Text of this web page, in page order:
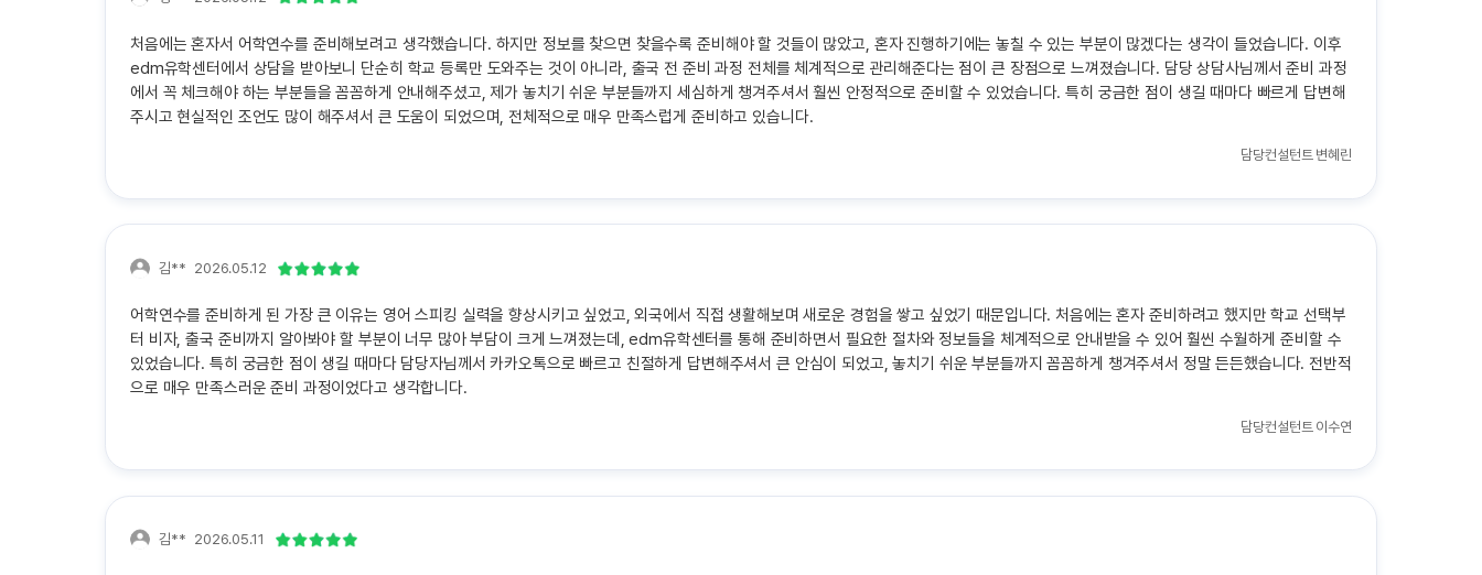
처음에는 혼자서 어학연수를 준비해보려고 생각했습니다. 하지만 정보를 찾으면 찾을수록 준비해야 할 것들이 많았고, 혼자 진행하기에는 놓칠 수 있는 부분이 많겠다는 생각이 들었습니다. 이후
edm유학센터에서 상담을 받아보니 단순히 학교 등록만 도와주는 것이 아니라, 출국 전 준비 과정 전체를 체계적으로 관리해준다는 점이 큰 장점으로 느껴졌습니다. 담당 상담사님께서 준비 과정
에서 꼭 체크해야 하는 부분들을 꼼꼼하게 안내해주셨고, 제가 놓치기 쉬운 부분들까지 세심하게 챙겨주셔서 훨씬 안정적으로 준비할 수 있었습니다. 특히 궁금한 점이 생길 때마다 빠르게 답변해
주시고 현실적인 조언도 많이 해주셔서 큰 도움이 되었으며, 전체적으로 매우 만족스럽게 준비하고 있습니다.
담당컨설턴트 변혜린
김** 2026.05.12
어학연수를 준비하게 된 가장 큰 이유는 영어 스피킹 실력을 향상시키고 싶었고, 외국에서 직접 생활해보며 새로운 경험을 쌓고 싶었기 때문입니다. 처음에는 혼자 준비하려고 했지만 학교 선택부
터 비자, 출국 준비까지 알아봐야 할 부분이 너무 많아 부담이 크게 느껴졌는데, edm유학센터를 통해 준비하면서 필요한 절차와 정보들을 체계적으로 안내받을 수 있어 훨씬 수월하게 준비할 수
있었습니다. 특히 궁금한 점이 생길 때마다 담당자님께서 카카오톡으로 빠르고 친절하게 답변해주셔서 큰 안심이 되었고, 놓치기 쉬운 부분들까지 꼼꼼하게 챙겨주셔서 정말 든든했습니다. 전반적
으로 매우 만족스러운 준비 과정이었다고 생각합니다.
담당컨설턴트 이수연
김** 2026.05.11